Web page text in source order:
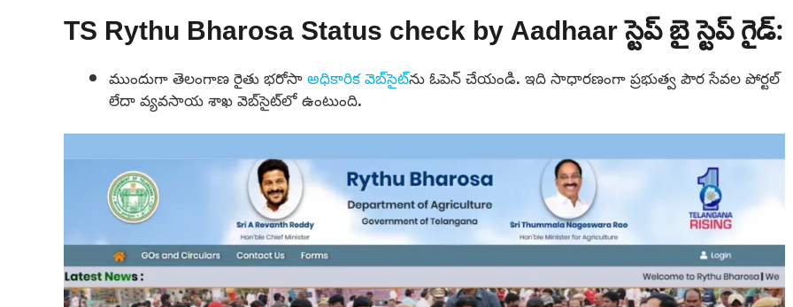
TS Rythu Bharosa Status check by Aadhaar స్టెప్ బై స్టెప్ గైడ్:
ముందుగా తెలంగాణ రైతు భరోసాఅధికారిక వెబ్‌సైట్‌ను ఓపెన్ చేయండి. ఇది సాధారణంగా ప్రభుత్వ పౌర సేవల పోర్టల్
లేదా వ్యవసాయ శాఖ వెబ్‌సైట్‌లో ఉంటుంది.